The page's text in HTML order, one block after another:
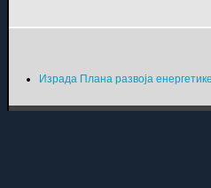
Израда Плана развоја